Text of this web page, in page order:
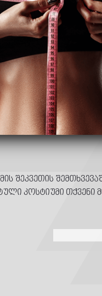
შეკვეთის
კოსტიუმი თქვენი